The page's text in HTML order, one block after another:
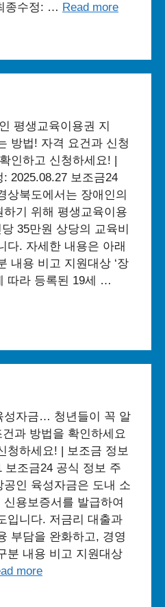
종수정: … Read more
평생교육이용권 지
방법! 자격 요건과 신청
인하고 신청하세요! |
2025.08.27 보조금24
상북도에서는 장애인의
기 위해 평생교육이용
35만원 상당의 교육비
다. 자세한 내용은 아래
내용 비고 지원대상 ‘장
따라 등록된 19세 …
성자금… 청년들이 꼭 알
과 방법을 확인하세요
청하세요! | 보조금 정보
보조금24 공식 정보 주
인 육성자금은 도내 소
용보증서를 발급하여
입니다. 저금리 대출과
부담을 완화하고, 경영
분 내용 비고 지원대상
more